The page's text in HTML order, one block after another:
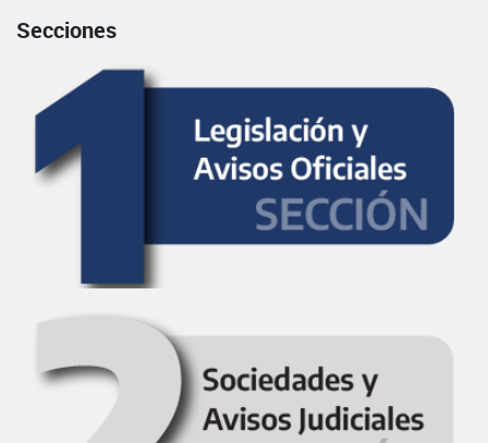
Secciones